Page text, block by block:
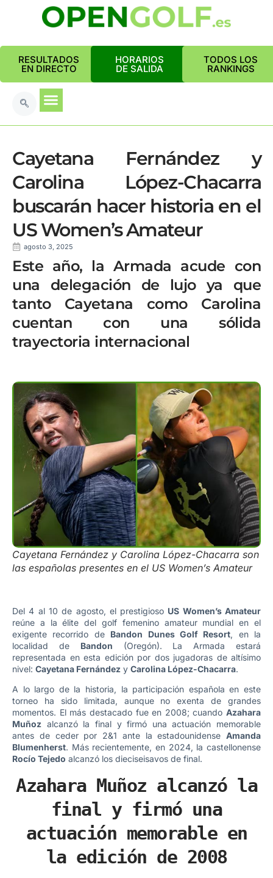
RESULTADOS
EN DIRECTO
HORARIOS
DE SALIDA
TODOS LOS
RANKINGS
Cayetana Fernández y
Carolina López-Chacarra
buscarán hacer historia en el
US Women’s Amateur
agosto 3, 2025
Este año, la Armada acude con
una delegación de lujo ya que
tanto Cayetana como Carolina
cuentan con una sólida
trayectoria internacional
Cayetana Fernández y Carolina López-Chacarra son
las españolas presentes en el US Women’s Amateur
Del 4 al 10 de agosto, el prestigioso US Women’s Amateur
reúne a la élite del golf femenino amateur mundial en el
exigente recorrido de Bandon Dunes Golf Resort, en la
localidad de Bandon (Oregón). La Armada estará
representada en esta edición por dos jugadoras de altísimo
nivel: Cayetana Fernández y Carolina López-Chacarra.
A lo largo de la historia, la participación española en este
torneo ha sido limitada, aunque no exenta de grandes
momentos. El más destacado fue en 2008; cuando Azahara
Muñoz alcanzó la final y firmó una actuación memorable
antes de ceder por 2&1 ante la estadounidense Amanda
Blumenherst. Más recientemente, en 2024, la castellonense
Rocío Tejedo alcanzó los dieciseisavos de final.
Azahara Muñoz alcanzó la
final y firmó una
actuación memorable en
la edición de 2008